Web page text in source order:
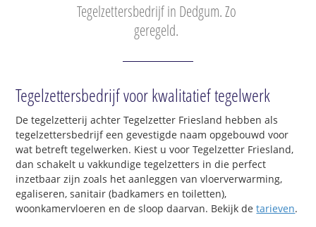
Tegelzettersbedrijf in Dedgum. Zo
geregeld.
Tegelzettersbedrijf voor kwalitatief tegelwerk
De tegelzetterij achter Tegelzetter Friesland hebben als
tegelzettersbedrijf een gevestigde naam opgebouwd voor
wat betreft tegelwerken. Kiest u voor Tegelzetter Friesland,
dan schakelt u vakkundige tegelzetters in die perfect
inzetbaar zijn zoals het aanleggen van vloerverwarming,
egaliseren, sanitair (badkamers en toiletten),
woonkamervloeren en de sloop daarvan. Bekijk detarieven.